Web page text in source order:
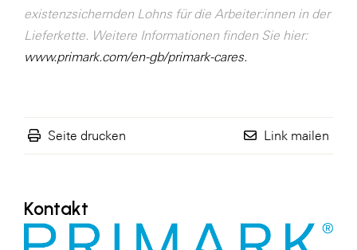
existenzsichernden Lohns für die Arbeiter:innen in der
Lieferkette. Weitere Informationen finden Sie hier:
www.primark.com/en-gb/primark-cares.
Seite drucken Link mailen
Kontakt